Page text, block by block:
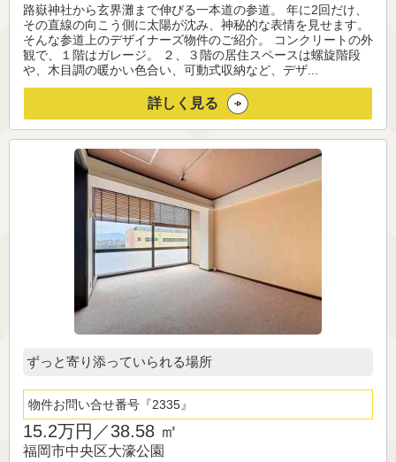
路嶽神社から玄界灘まで伸びる一本道の参道。 年に2回だけ、
その直線の向こう側に太陽が沈み、神秘的な表情を見せます。
そんな参道上のデザイナーズ物件のご紹介。 コンクリートの外
観で、１階はガレージ。 ２、３階の居住スペースは螺旋階段
や、木目調の暖かい色合い、可動式収納など、デザ...
詳しく見る
ずっと寄り添っていられる場所
物件お問い合せ番号 2335
15.2万円／38.58 ㎡
福岡市中央区大濠公園